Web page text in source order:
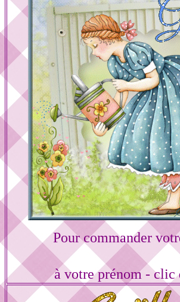
Pour commander
à votre prénom - clic